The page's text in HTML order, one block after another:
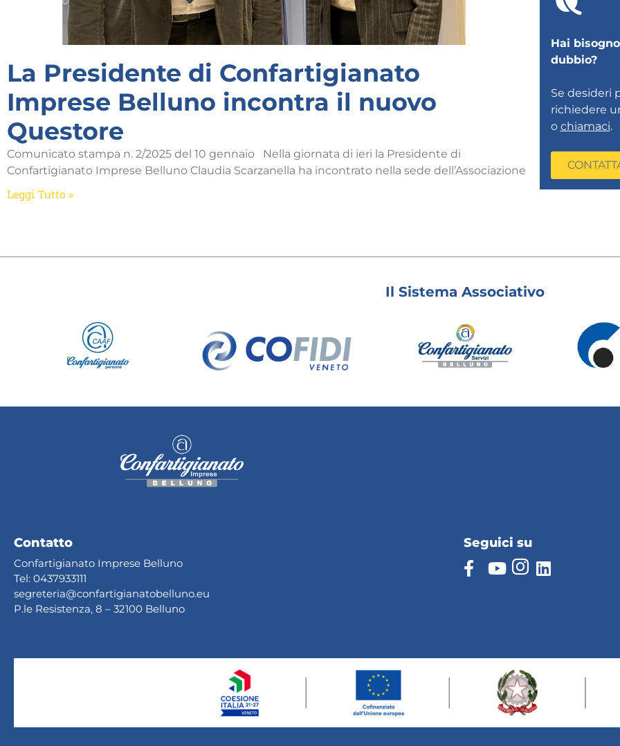
La Presidente di Confartigianato
Imprese Belluno incontra il nuovo
Questore
Comunicato stampa n. 2/2025 del 10 gennaio Nella giornata di ieri la Presidente di
Confartigianato Imprese Belluno Claudia Scarzanella ha incontrato nella sede dell’Associazione
Leggi Tutto »
Hai
dubbio?
Se desideri
richiedere
o chiamaci.
Il Sistema Associativo
Contatto
Confartigianato Imprese Belluno
Tel: 0437933111
segreteria@confartigianatobelluno.eu
P.le Resistenza, 8 – 32100 Belluno
Seguici su